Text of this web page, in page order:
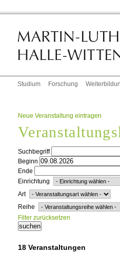
Studium Forschung
Neue Veranstaltung eintragen
Suchbegriff
Beginn
Ende
Einrichtung
Art
Reihe
Filter zurücksetzen
18 Veranstaltungen